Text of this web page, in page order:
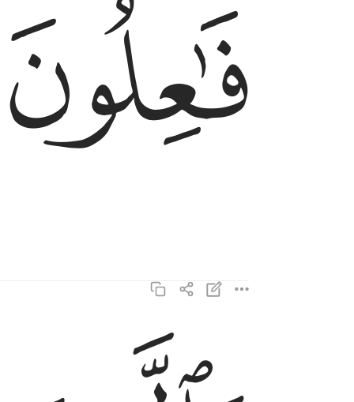
والذين هم لفروجهم حافظون ٥
وَٱلَّذِينَ هُمْ لِفُرُوجِهِمْ حَـٰفِظُونَ ٥